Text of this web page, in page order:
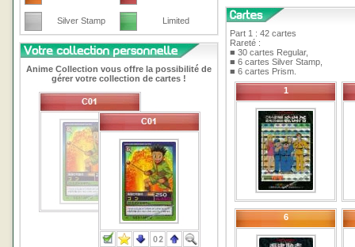
Silver Stamp Limited
Anime Collection vous offre la possibilité de
gérer votre collection de cartes !
Part 1 : 42 cartes
Rareté :
■ 30 cartes Regular,
■ 6 cartes Silver Stamp,
■ 6 cartes Prism.
1
6